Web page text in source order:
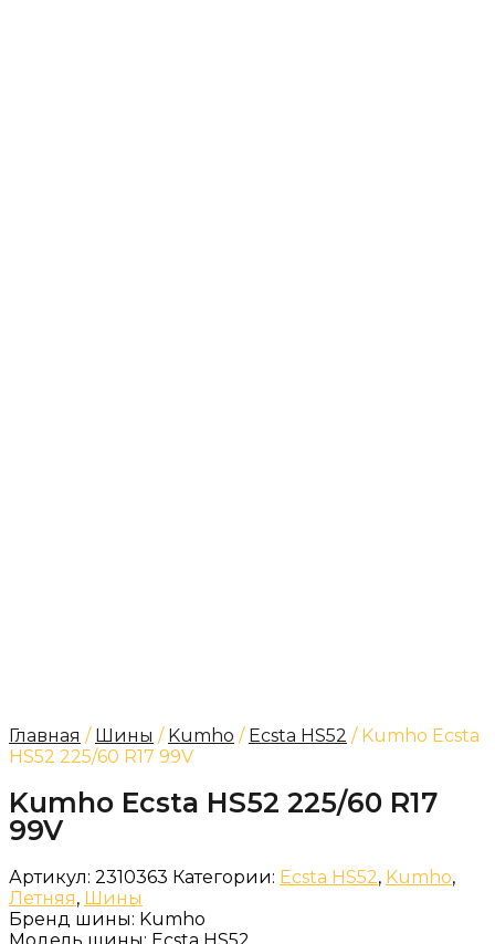
Главная / Шины / Kumho / Ecsta HS52 / Kumho Ecsta
HS52 225/60 R17 99V
Kumho Ecsta HS52 225/60 R17
99V
Артикул: 2310363 Категории: Ecsta HS52, Kumho,
Летняя, Шины
Бренд шины: Kumho